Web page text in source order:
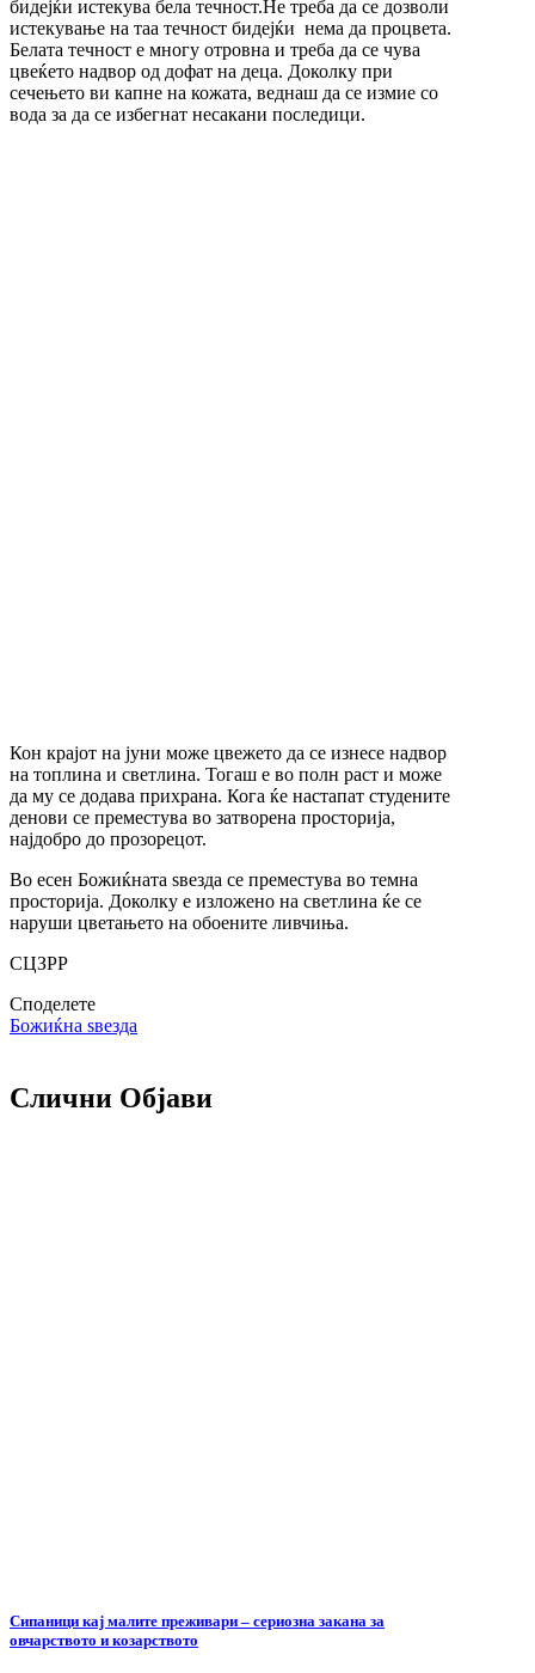
бидејќи истекува бела течност.Не треба да се дозволи
истекување на таа течност бидејќи нема да процвета.
Белата течност е многу отровна и треба да се чува
цвеќето надвор од дофат на деца. Доколку при
сечењето ви капне на кожата, веднаш да се измие со
вода за да се избегнат несакани последици.
Кон крајот на јуни може цвежето да се изнесе надвор
на топлина и светлина. Тогаш е во полн раст и може
да му се додава прихрана. Кога ќе настапат студените
денови се преместува во затворена просторија,
најдобро до прозорецот.
Во есен Божиќната ѕвезда се преместува во темна
просторија. Доколку е изложено на светлина ќе се
наруши цветањето на обоените ливчиња.
СЦЗРР
Споделете
Божиќна ѕвезда
Слични Објави
Сипаници кај малите преживари – сериозна закана за
овчарството и козарството